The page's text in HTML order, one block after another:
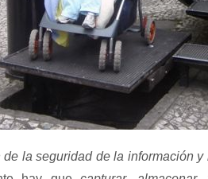
la seguridad de la información